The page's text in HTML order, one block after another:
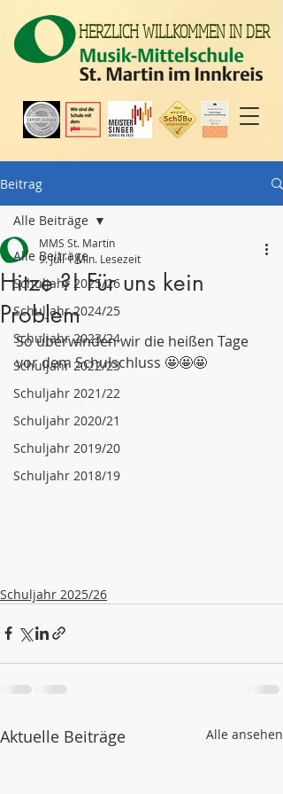
HERZLICH WILLKOMMEN IN DER
Beitrag
Alle Beiträge
Schuljahr 2025/26
Schuljahr 2024/25
Schuljahr 2023/24
Schuljahr 2022/23
Schuljahr 2021/22
Schuljahr 2020/21
Schuljahr 2019/20
Schuljahr 2018/19
Alle Beiträge
Hitze ?! Für uns kein
Problem
MMS St. Martin
9. Juli1 Min. Lesezeit
So überwinden wir die heißen Tage
vor dem Schulschluss 🤩🤩🤩
Schuljahr 2025/26
Aktuelle Beiträge Alle ansehen